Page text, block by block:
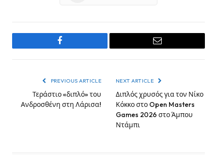
Facebook Email
PREVIOUS ARTICLE
Τεράστιο «διπλό» του
Ανδροσθένη στη Λάρισα!
NEXT ARTICLE
Διπλός χρυσός για τον Νίκο
Κόκκο στο Open Masters
Games 2026 στο Άμπου
Ντάμπι